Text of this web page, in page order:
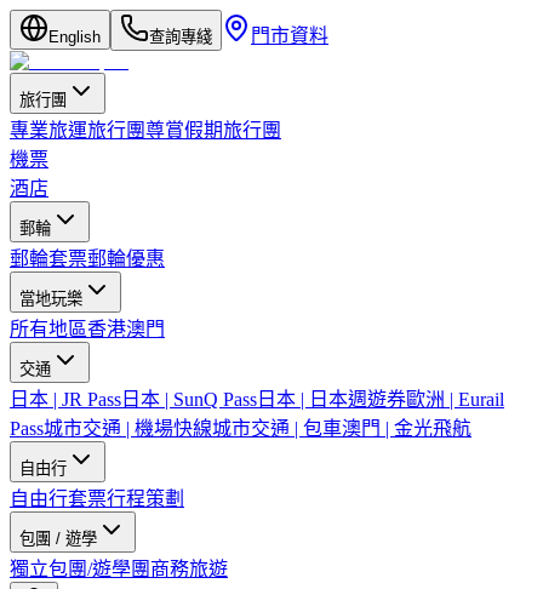
English 查詢專綫 門市資料
旅行團
專業旅運旅行團尊賞假期旅行團
機票
酒店
郵輪
郵輪套票郵輪優惠
當地玩樂
所有地區香港澳門
交通
日本 | JR Pass 日本 | SunQ Pass 日本 | 日本週遊券歐洲 | Eurail
Pass城市交通 | 機場快線城市交通 | 包車澳門 | 金光飛航
自由行
自由行套票行程策劃
包團 / 遊學
獨立包團/遊學團 商務旅遊